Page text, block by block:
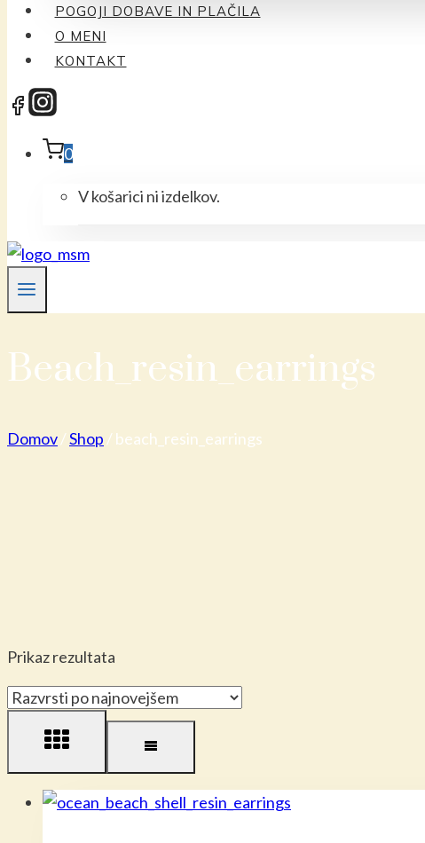
POGOJI DOBAVE IN PLAČILA
O MENI
KONTAKT
0
V košarici ni izdelkov.
Beach_resin_earrings
Domov/Shop / beach_resin_earrings
Prikaz rezultata